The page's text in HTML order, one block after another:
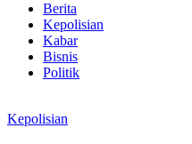
Berita
Kepolisian
Kabar
Bisnis
Politik
Kepolisian